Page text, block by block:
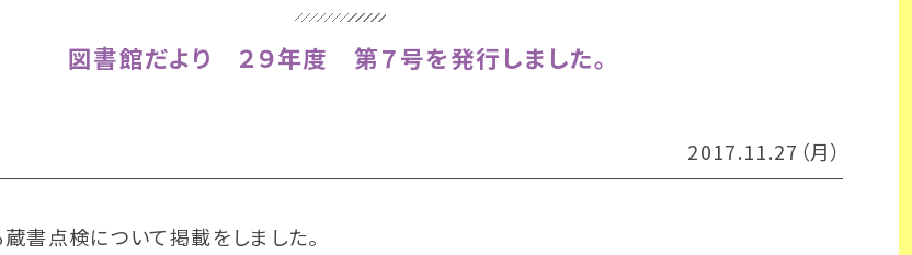
図書館だより ２９年度 第７号を発行しました。
2017.11.27（月）
書点検について掲載をしました。